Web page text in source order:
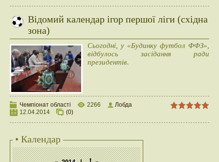
Відомий календар ігор першої ліги (східна
зона)
Сьогодні, у «Будинку футбол ФФЗ»,
відбулось засідання ради
президентів.
Чемпіонат області 2266
Лобда
12.04.2014
(0)
• Календар